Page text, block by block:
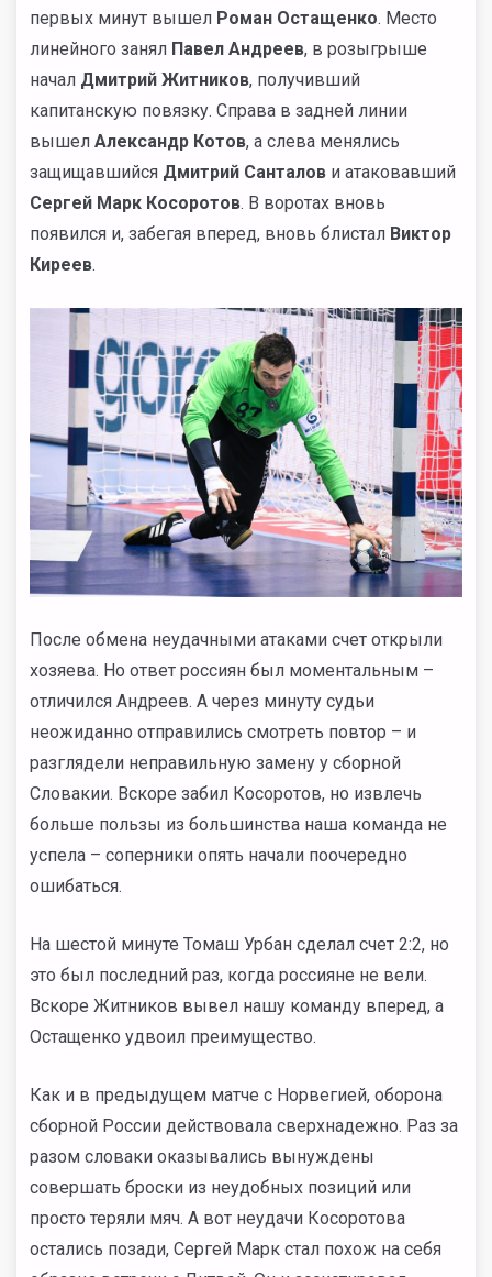
первых минут вышел Роман Остащенко. Место
линейного занял Павел Андреев, в розыгрыше
начал Дмитрий Житников, получивший
капитанскую повязку. Справа в задней линии
вышел Александр Котов, а слева менялись
защищавшийся Дмитрий Санталов и атаковавший
Сергей Марк Косоротов. В воротах вновь
появился и, забегая вперед, вновь блистал Виктор
Киреев.
После обмена неудачными атаками счет открыли
хозяева. Но ответ россиян был моментальным –
отличился Андреев. А через минуту судьи
неожиданно отправились смотреть повтор – и
разглядели неправильную замену у сборной
Словакии. Вскоре забил Косоротов, но извлечь
больше пользы из большинства наша команда не
успела – соперники опять начали поочередно
ошибаться.
На шестой минуте Томаш Урбан сделал счет 2:2, но
это был последний раз, когда россияне не вели.
Вскоре Житников вывел нашу команду вперед, а
Остащенко удвоил преимущество.
Как и в предыдущем матче с Норвегией, оборона
сборной России действовала сверхнадежно. Раз за
разом словаки оказывались вынуждены
совершать броски из неудобных позиций или
просто теряли мяч. А вот неудачи Косоротова
остались позади, Сергей Марк стал похож на себя